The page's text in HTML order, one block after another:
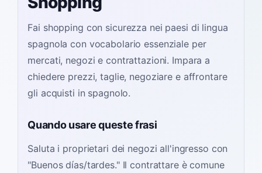
Fai shopping con sicurezza nei paesi di lingua
spagnola con vocabolario essenziale per
mercati, negozi e contrattazioni. Impara a
chiedere prezzi, taglie, negoziare e affrontare
gli acquisti in spagnolo.
Quando usare queste frasi
Saluta i proprietari dei negozi all'ingresso con
"Buenos días/tardes." Il contrattare è comune